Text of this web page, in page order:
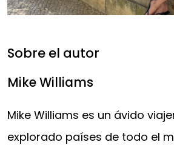
Sobre el autor
Mike Williams
Mike Williams es un ávido
explorado países de todo el